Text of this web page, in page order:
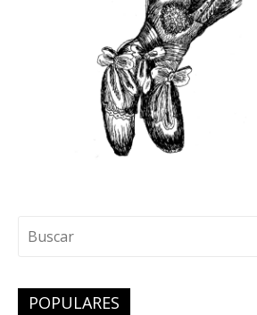
POPULARES